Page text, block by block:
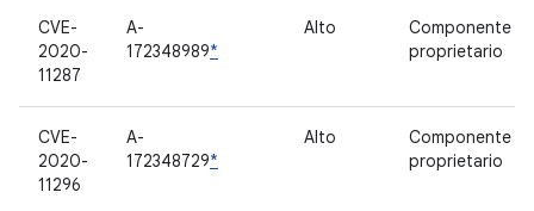
CVE-
2020-
11287
A-
172348989*
Alto
Componente
proprietario
CVE-
2020-
11296
A-
172348729*
Alto
Componente
proprietario